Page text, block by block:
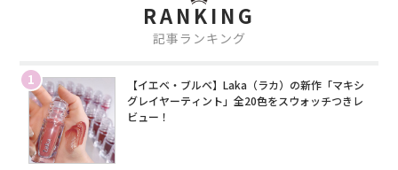
RANKING
記事ランキング
1
【イエベ・ブルベ】Laka（ラカ）の新作「マキシ
グレイヤーティント」全20色をスウォッチつきレ
ビュー！